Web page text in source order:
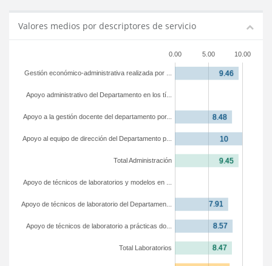
Valores medios por descriptores de servicio
0.00 5.00 10.00
Total Laboratorios
Apoyo de técnicos de laboratorio a prácticas do...
Apoyo de técnicos de laboratorio del Departamen...
Apoyo de técnicos de laboratorios y modelos en ...
Total Administración
Apoyo al equipo de dirección del Departamento p...
Apoyo a la gestión docente del departamento por...
Apoyo administrativo del Departamento en los tí...
Gestión económico-administrativa realizada por ...